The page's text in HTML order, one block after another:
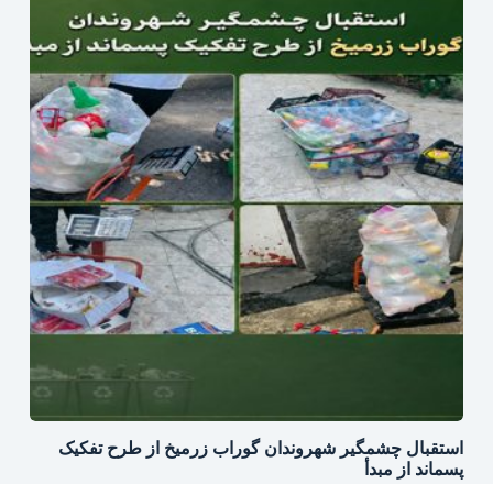
استقبال چشمگیر شهروندان گوراب زرمیخ از طرح تفکیک
پسماند از مبدأ